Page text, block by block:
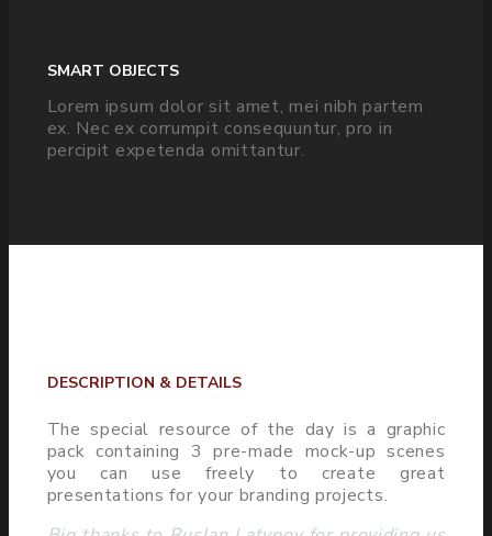
SMART OBJECTS
Lorem ipsum dolor sit amet, mei nibh partem
ex. Nec ex corrumpit consequuntur, pro in
percipit expetenda omittantur.
DESCRIPTION & DETAILS
The special resource of the day is a graphic
pack containing 3 pre-made mock-up scenes
you can use freely to create great
presentations for your branding projects.